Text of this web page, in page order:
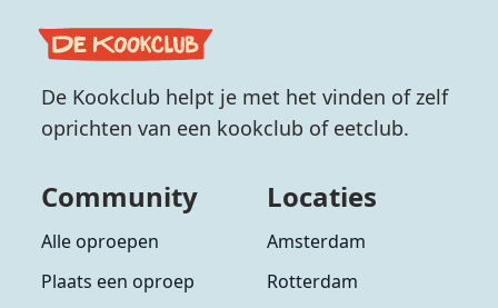
De Kookclub helpt je met het vinden of zelf
oprichten van een kookclub of eetclub.
Community
Alle oproepen
Plaats een oproep
Locaties
Amsterdam
Rotterdam